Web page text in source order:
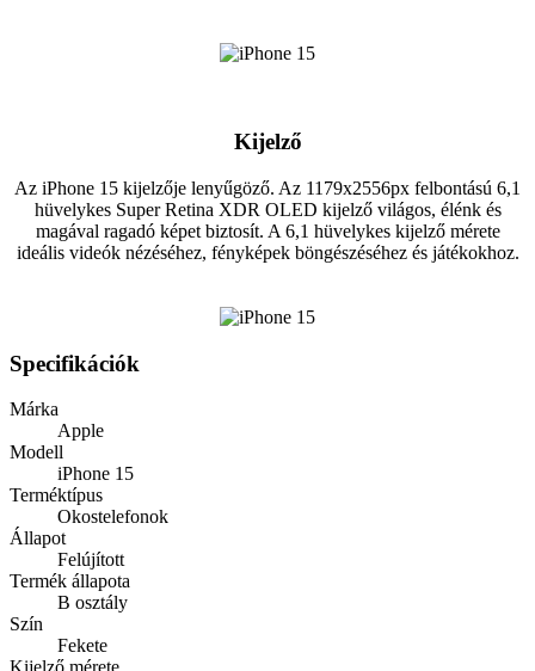
Kijelző
Az iPhone 15 kijelzője lenyűgöző. Az 1179x2556px felbontású 6,1
hüvelykes Super Retina XDR OLED kijelző világos, élénk és
magával ragadó képet biztosít. A 6,1 hüvelykes kijelző mérete
ideális videók nézéséhez, fényképek böngészéséhez és játékokhoz.
Specifikációk
Márka
Apple
Modell
iPhone 15
Terméktípus
Okostelefonok
Állapot
Felújított
Termék állapota
B osztály
Szín
Fekete